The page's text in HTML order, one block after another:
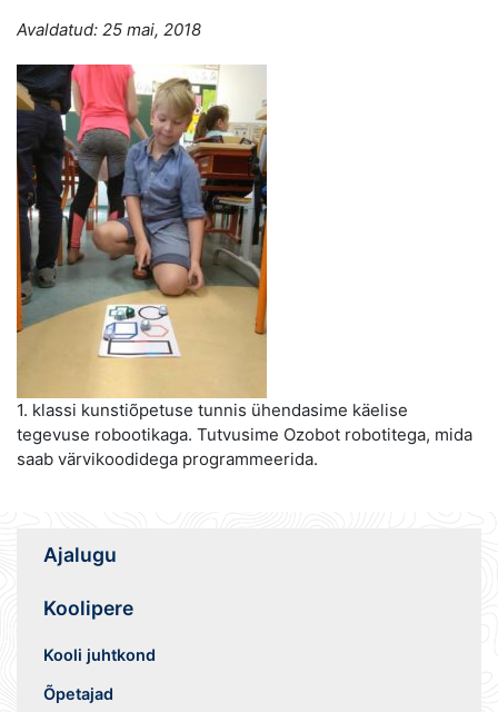
Avaldatud: 25 mai, 2018
1. klassi kunstiõpetuse tunnis ühendasime käelise
tegevuse robootikaga. Tutvusime Ozobot robotitega, mida
saab värvikoodidega programmeerida.
Ajalugu
Koolipere
Kooli juhtkond
Õpetajad